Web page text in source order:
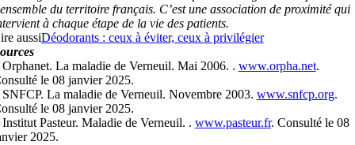
du territoire français. C’est une association de proximité qui
à chaque étape de la vie des patients.
aussiDéodorants : ceux à éviter, ceux à privilégier
La maladie de Verneuil. Mai 2006. . www.orpha.net.
le 08 janvier 2025.
La maladie de Verneuil. Novembre 2003. www.snfcp.org.
le 08 janvier 2025.
Pasteur. Maladie de Verneuil. . www.pasteur.fr. Consulté le 08
2025.